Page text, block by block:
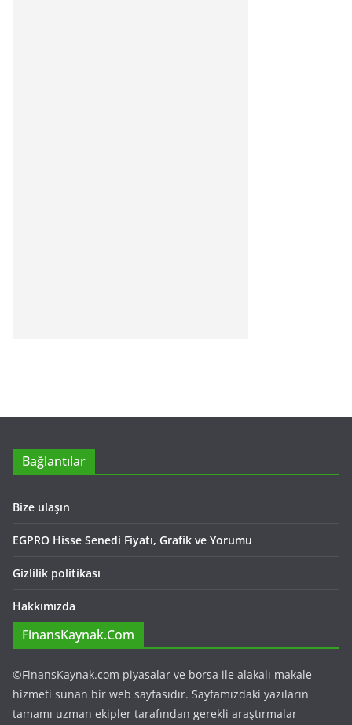
Bağlantılar
Bize ulaşın
EGPRO Hisse Senedi Fiyatı, Grafik ve Yorumu
Gizlilik politikası
Hakkımızda
FinansKaynak.Com
©FinansKaynak.com piyasalar ve borsa ile alakalı makale
hizmeti sunan bir web sayfasıdır. Sayfamızdaki yazıların
tamamı uzman ekipler tarafından gerekli araştırmalar